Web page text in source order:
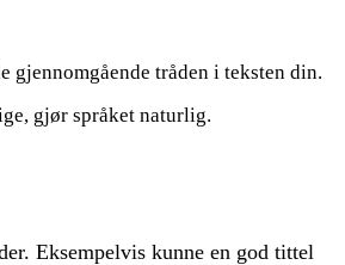
gjennomgående tråden i teksten din.
gjør språket naturlig.
Eksempelvis kunne en god tittel